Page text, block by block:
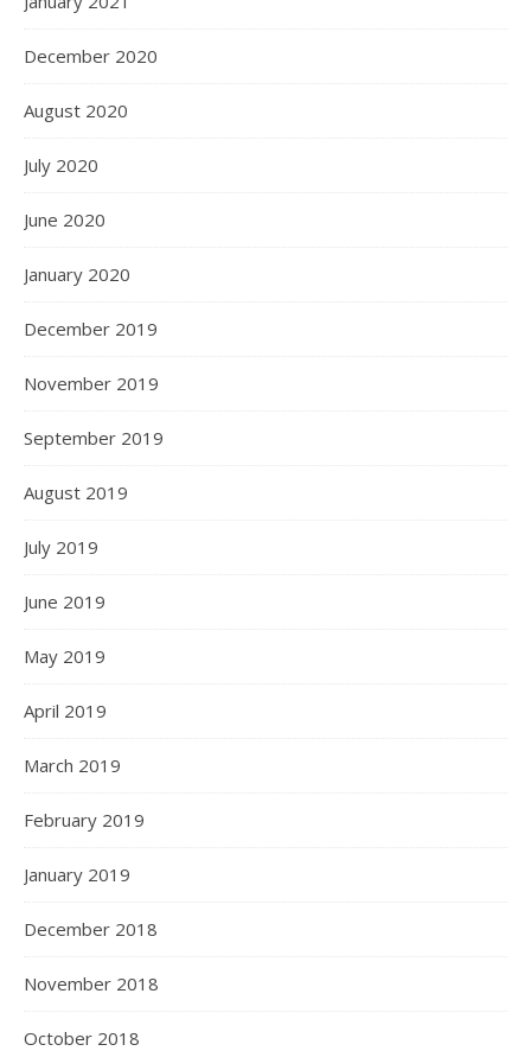
December 2020
August 2020
July 2020
June 2020
January 2020
December 2019
November 2019
September 2019
August 2019
July 2019
June 2019
May 2019
April 2019
March 2019
February 2019
January 2019
December 2018
November 2018
October 2018